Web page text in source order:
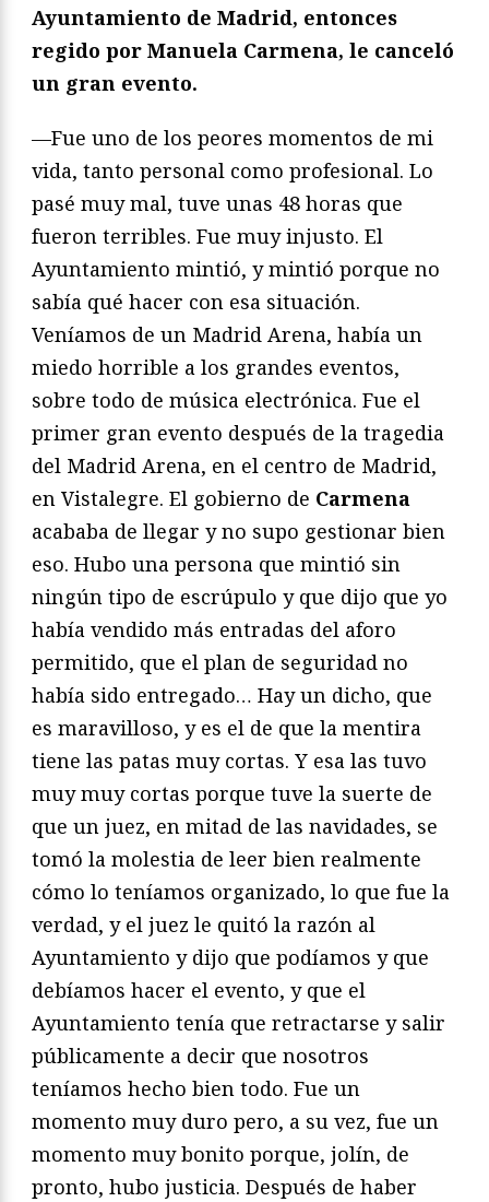
Ayuntamiento de Madrid, entonces
regido por Manuela Carmena, le canceló
un gran evento.
—Fue uno de los peores momentos de mi
vida, tanto personal como profesional. Lo
pasé muy mal, tuve unas 48 horas que
fueron terribles. Fue muy injusto. El
Ayuntamiento mintió, y mintió porque no
sabía qué hacer con esa situación.
Veníamos de un Madrid Arena, había un
miedo horrible a los grandes eventos,
sobre todo de música electrónica. Fue el
primer gran evento después de la tragedia
del Madrid Arena, en el centro de Madrid,
en Vistalegre. El gobierno de Carmena
acababa de llegar y no supo gestionar bien
eso. Hubo una persona que mintió sin
ningún tipo de escrúpulo y que dijo que yo
había vendido más entradas del aforo
permitido, que el plan de seguridad no
había sido entregado… Hay un dicho, que
es maravilloso, y es el de que la mentira
tiene las patas muy cortas. Y esa las tuvo
muy muy cortas porque tuve la suerte de
que un juez, en mitad de las navidades, se
tomó la molestia de leer bien realmente
cómo lo teníamos organizado, lo que fue la
verdad, y el juez le quitó la razón al
Ayuntamiento y dijo que podíamos y que
debíamos hacer el evento, y que el
Ayuntamiento tenía que retractarse y salir
públicamente a decir que nosotros
teníamos hecho bien todo. Fue un
momento muy duro pero, a su vez, fue un
momento muy bonito porque, jolín, de
pronto, hubo justicia. Después de haber